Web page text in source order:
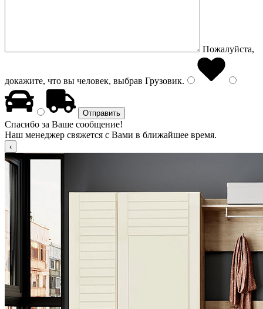
Пожалуйста,
докажите, что вы человек, выбрав Грузовик.
Спасибо за Ваше сообщение!
Наш менеджер свяжется с Вами в ближайшее время.